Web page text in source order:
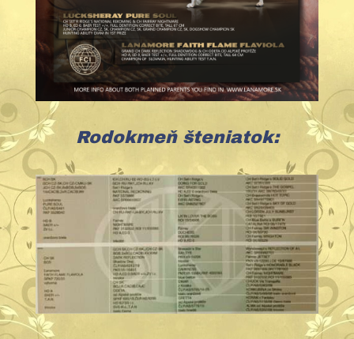
Rodokmeň šteniatok: